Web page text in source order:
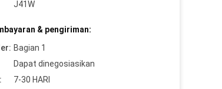
J41W
& pengiriman:
Bagian 1
Dapat dinegosiasikan
7-30 HARI